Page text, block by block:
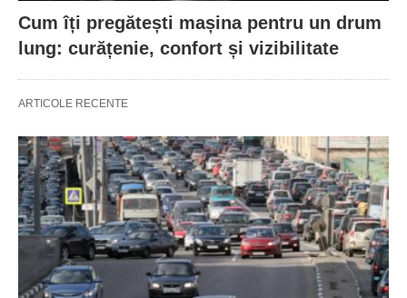
Cum îți pregătești mașina pentru un drum
lung: curățenie, confort și vizibilitate
ARTICOLE RECENTE